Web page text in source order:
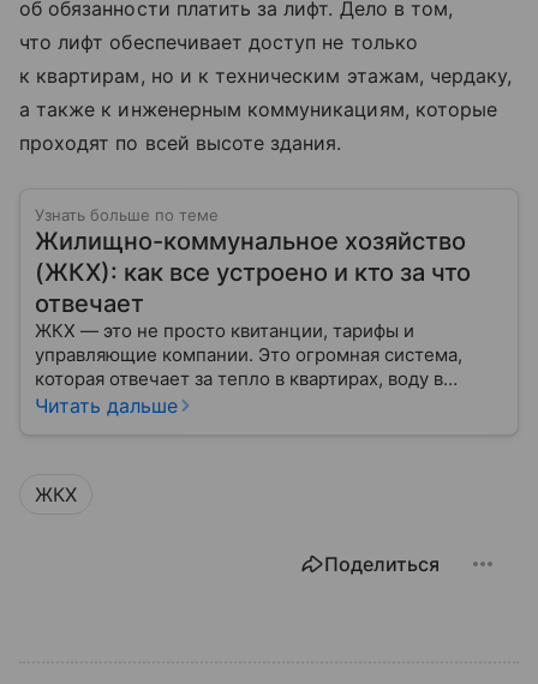
об обязанности платить за лифт. Дело в том,
что лифт обеспечивает доступ не только
к квартирам, но и к техническим этажам, чердаку,
а также к инженерным коммуникациям, которые
проходят по всей высоте здания.
Узнать больше по теме
Жилищно-коммунальное хозяйство
(ЖКХ): как все устроено и кто за что
отвечает
ЖКХ — это не просто квитанции, тарифы и
управляющие компании. Это огромная система,
которая отвечает за тепло в квартирах, воду в
кране, освещение улиц и чистоту во дворах.
Читать дальше
ЖКХ
Поделиться